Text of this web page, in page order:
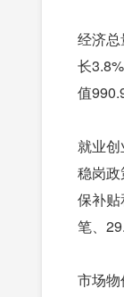
经济
长
值
就业
稳岗
保补
笔、
市场